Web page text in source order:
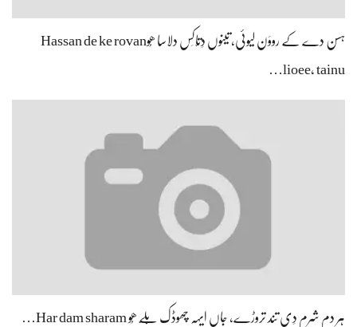
ہسن دے کے رووَن لیوئی، تینوں دِتّاکِس دلاسا ھُوHassan de ke rovan
lioee, tainu…
ہر دم شرم دِی تند تروڑے، جاں ایہہ چھوڈک بَلّے ھُو Har dam sharam…